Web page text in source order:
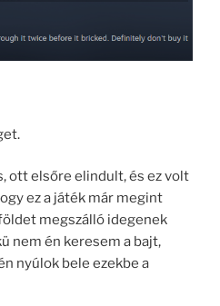
ott elsőre elindult, és ez volt
ez a játék már megint
megszálló idegenek
nem én keresem a bajt,
nyúlok bele ezekbe a